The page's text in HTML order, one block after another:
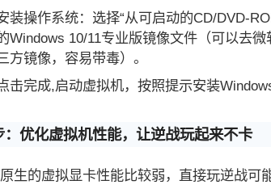
装操作系统：选择“从可启动的CD/DVD-
Windows 10/11专业版镜像文件（可以去
方镜像，容易带毒）。
击完成,启动虚拟机，按照提示安装
：优化虚拟机性能，让逆战玩起来不卡
生的虚拟显卡性能比较弱，直接玩逆战可